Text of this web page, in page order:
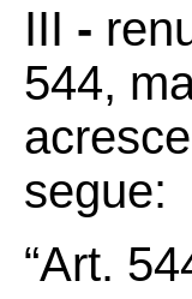
III -
544,
segue:
“Art.